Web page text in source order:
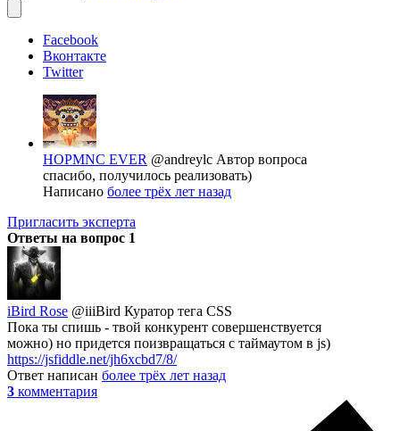
Facebook
Вконтакте
Twitter
HOPMNC EVER @andreylc Автор вопроса
спасибо, получилось реализовать)
Написано более трёх лет назад
Пригласить эксперта
Ответы на вопрос 1
iBird Rose @iiiBird Куратор тега CSS
Пока ты спишь - твой конкурент совершенствуется
можно) но придется поизвращаться с таймаутом в js)
https://jsfiddle.net/jh6xcbd7/8/
Ответ написан более трёх лет назад
3 комментария